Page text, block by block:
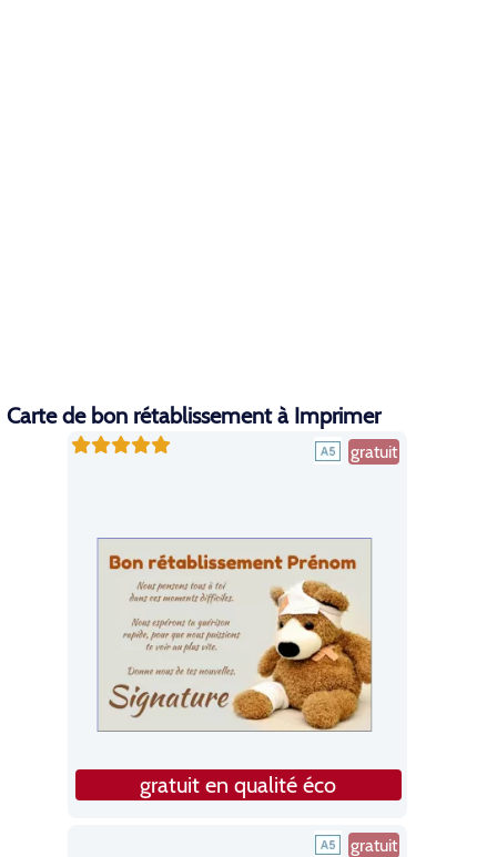
Carte de bon rétablissement à Imprimer
gratuit
gratuit en qualité éco
gratuit